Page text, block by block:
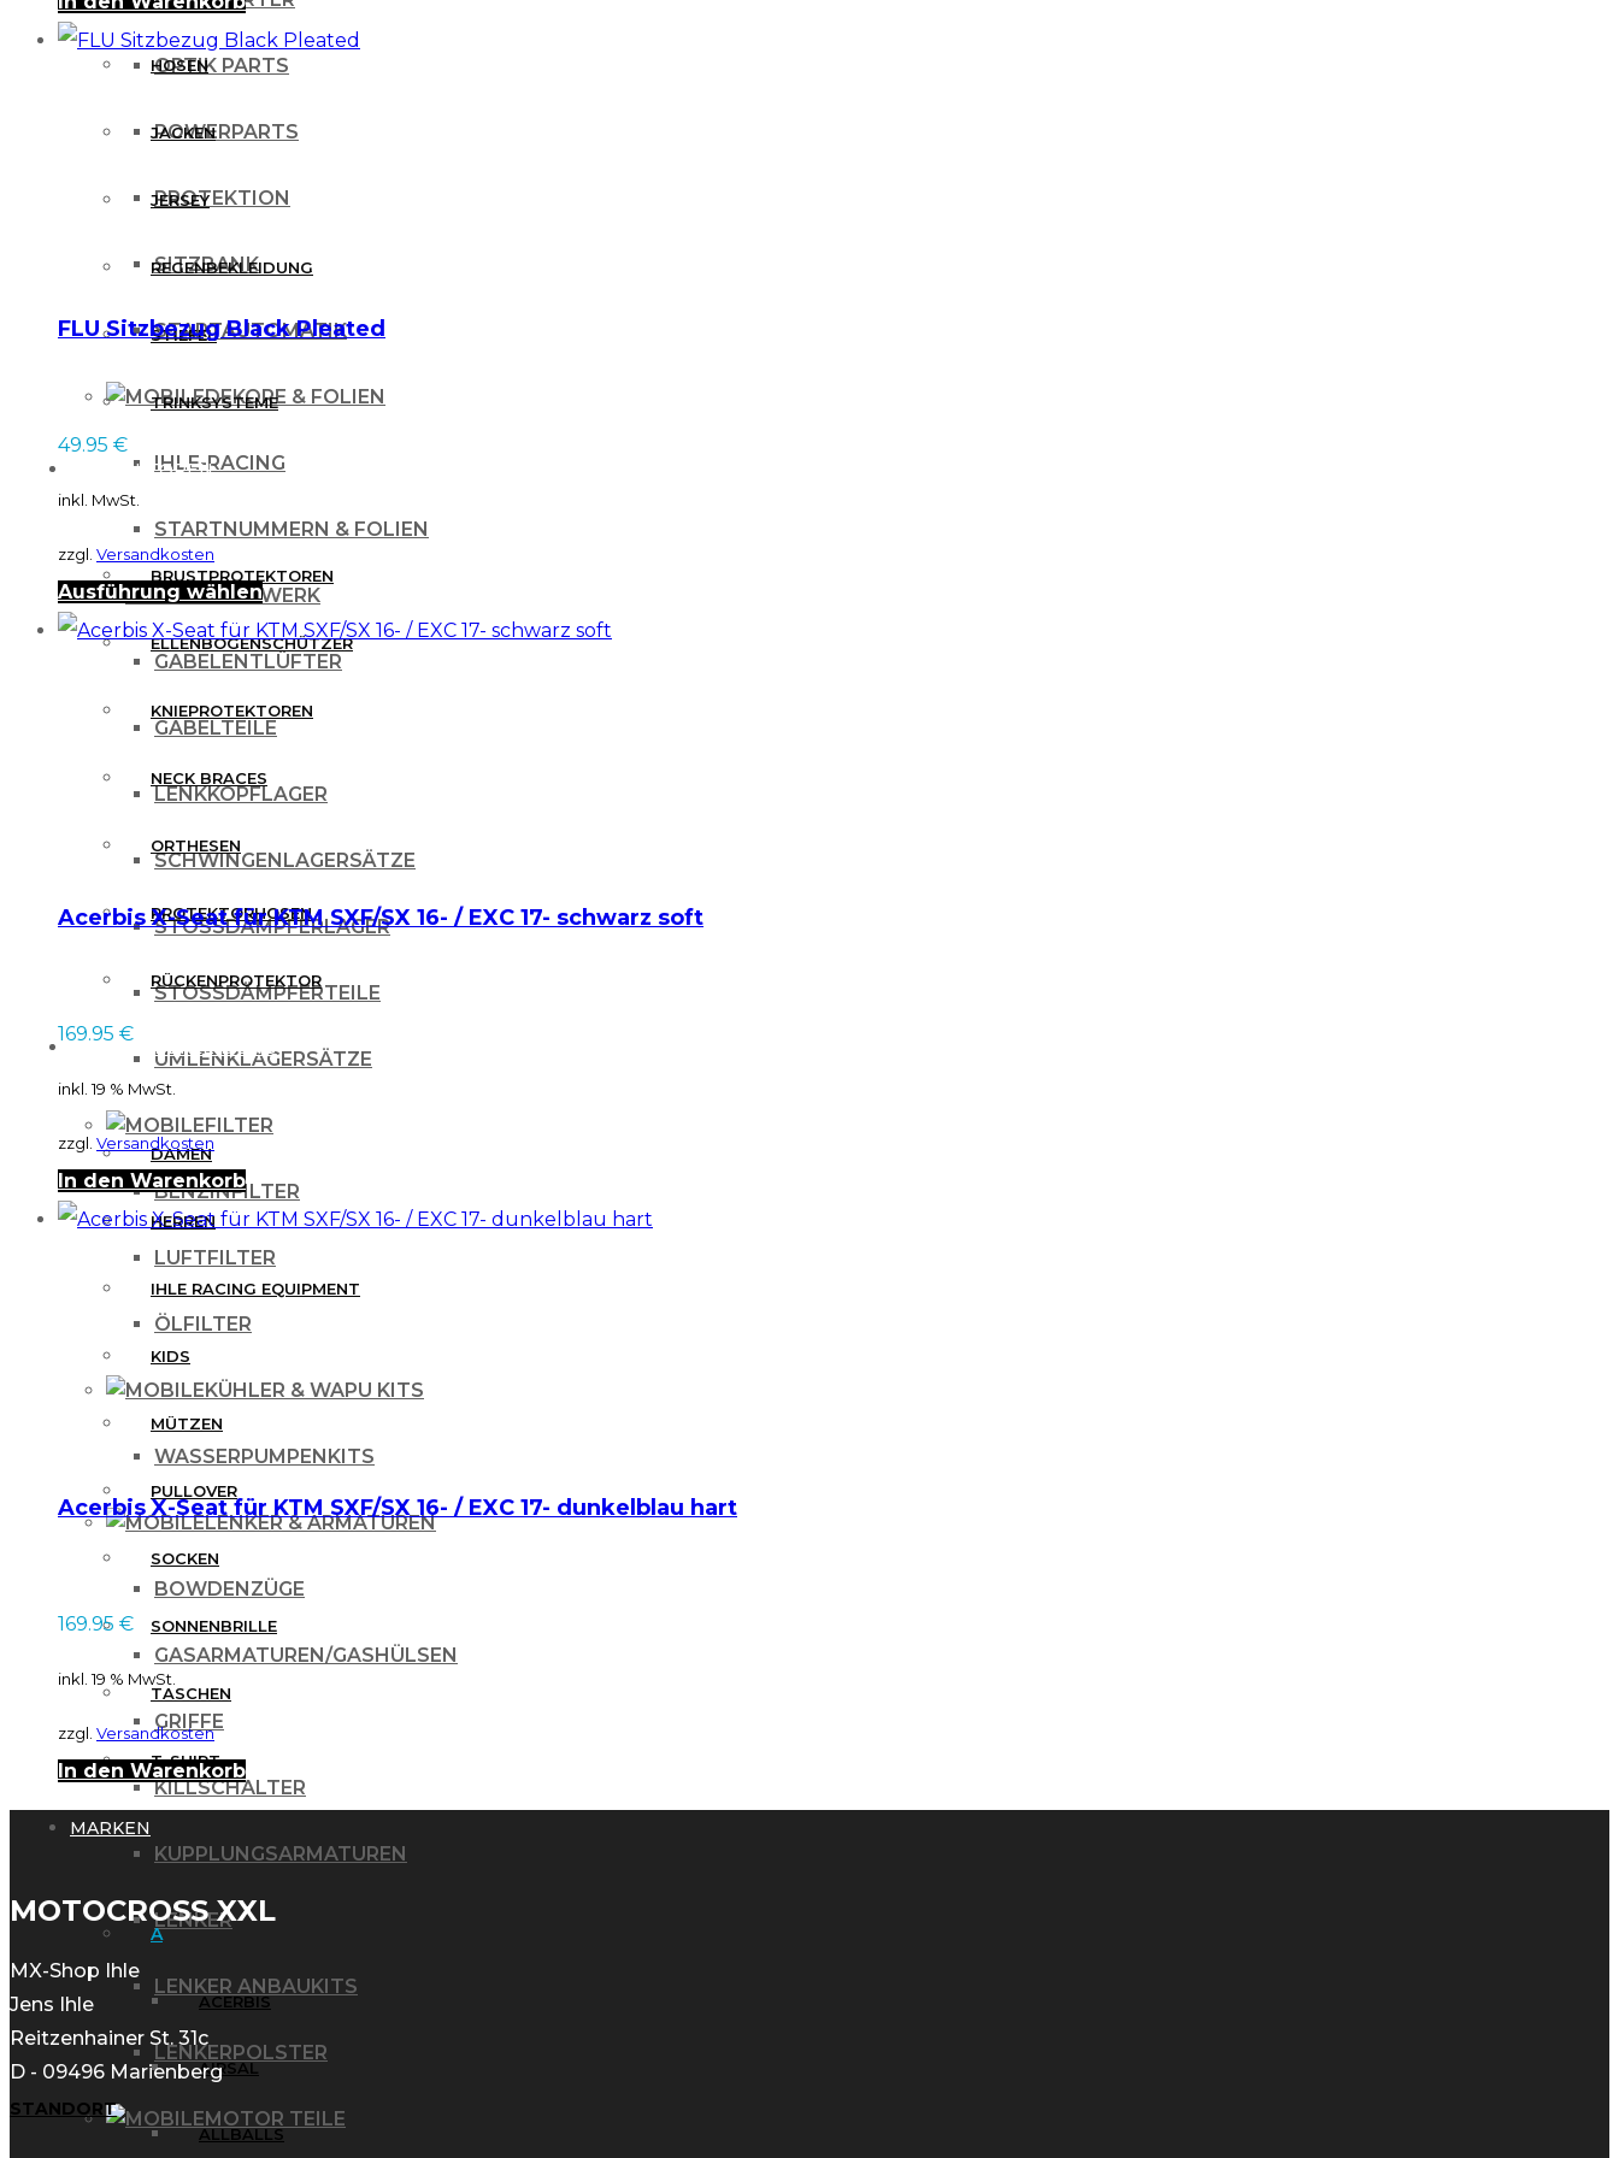
OPTIK PARTS
POWERPARTS
PROTEKTION
SITZBANK
STARTAUTOMATIK
DEKORE & FOLIEN
IHLE-RACING
STARTNUMMERN & FOLIEN
FAHRWERK
GABELENTLÜFTER
GABELTEILE
LENKKOPFLAGER
SCHWINGENLAGERSÄTZE
STOSSDÄMPFERLAGER
STOSSDÄMPFERTEILE
UMLENKLAGERSÄTZE
FILTER
BENZINFILTER
LUFTFILTER
ÖLFILTER
KÜHLER & WAPU KITS
WASSERPUMPENKITS
LENKER & ARMATUREN
BOWDENZÜGE
GASARMATUREN/GASHÜLSEN
GRIFFE
KILLSCHALTER
KUPPLUNGSARMATUREN
LENKER
LENKER ANBAUKITS
LENKERPOLSTER
MOTOR TEILE
HOSEN
JACKEN
JERSEY
REGENBEKLEIDUNG
STIEFEL
TRINKSYSTEME
PROTEKTOREN
BRUSTPROTEKTOREN
ELLENBOGENSCHÜTZER
KNIEPROTEKTOREN
NECK BRACES
ORTHESEN
PROTEKTORHOSEN
RÜCKENPROTEKTOR
FREIZEITBEKLEIDUNG
DAMEN
HERREN
IHLE RACING EQUIPMENT
KIDS
MÜTZEN
PULLOVER
SOCKEN
SONNENBRILLE
TASCHEN
T-SHIRT
MARKEN
A
ACERBIS
AIRSAL
ALLBALLS
FLU Sitzbezug Black Pleated
49.95 €
inkl. MwSt.
zzgl. Versandkosten
Ausführung wählenDieses
Produkt
weist
mehrere
Varianten
auf.
Optionen
auf
der
gewählt
Acerbis X-Seat für KTM SXF/SX 16- / EXC 17- schwarz soft
169.95 €
inkl. 19 % MwSt.
zzgl. Versandkosten
In den Warenkorb
Acerbis X-Seat für KTM SXF/SX 16- / EXC 17- dunkelblau hart
169.95 €
inkl. 19 % MwSt.
zzgl. Versandkosten
In den Warenkorb
MOTOCROSS XXL
MX-Shop Ihle
Jens Ihle
Reitzenhainer St. 31c
D - 09496 Marienberg
STANDORT